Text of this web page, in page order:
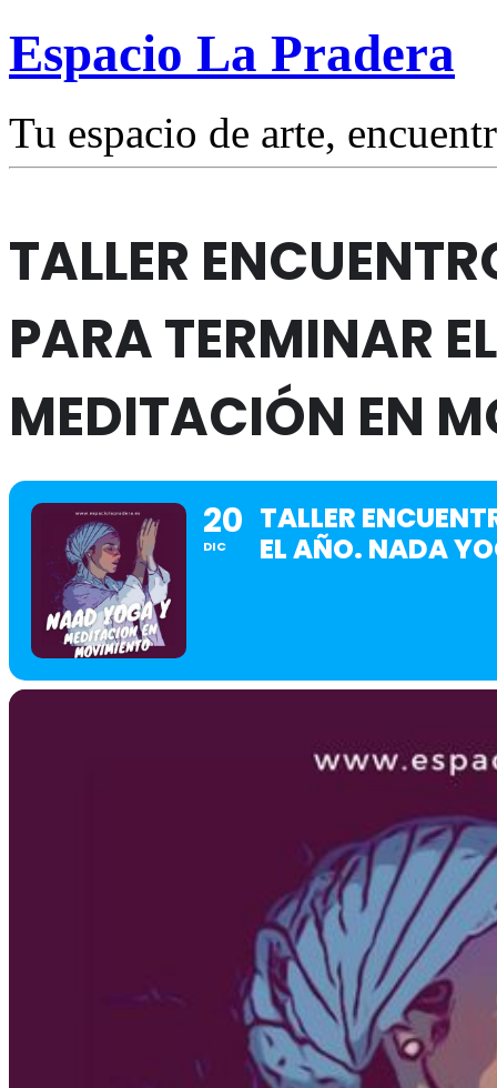
Espacio La Pradera
Tu espacio de arte,
TALLER
PARA TERMINAR
MEDITACIÓN EN
20
DIC
TALLER
EL AÑO. NADA